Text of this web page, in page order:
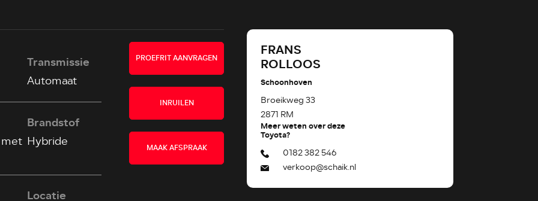
PROEFRIT AANVRAGEN
INRUILEN
MAAK AFSPRAAK
Transmissie
Automaat
Brandstof
Hybride
Locatie
FRANS
ROLLOOS
Schoonhoven
Broeikweg 33
2871 RM
Meer weten over deze
Toyota?
0182 382 546
verkoop@schaik.nl